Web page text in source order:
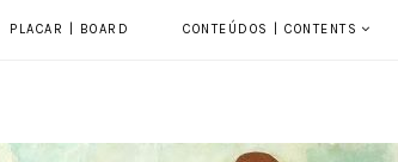
PLACAR | BOARD CONTEÚDOS | CONTENTS